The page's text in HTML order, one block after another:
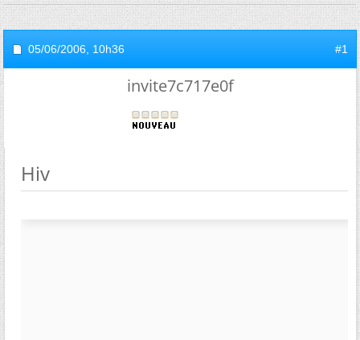
05/06/2006, 10h36 #1
invite7c717e0f
Hiv